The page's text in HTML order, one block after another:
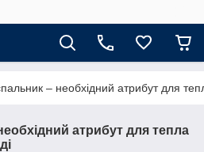
– необхідний атрибут для
атрибут для тепла